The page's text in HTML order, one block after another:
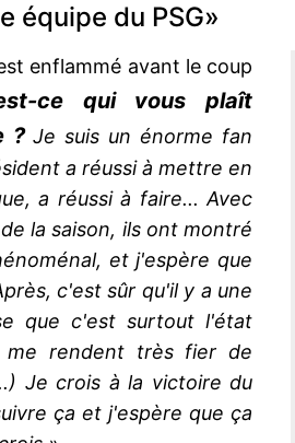
équipe du PSG»
enflammé avant le coup
ce qui vous plaît
?Je suis un énorme fan
a réussi à mettre en
a réussi à faire... Avec
la saison, ils ont montré
et j'espère que
c'est sûr qu'il y a une
que c'est surtout l'état
me rendent très fier de
Je crois à la victoire du
ça et j'espère que ça